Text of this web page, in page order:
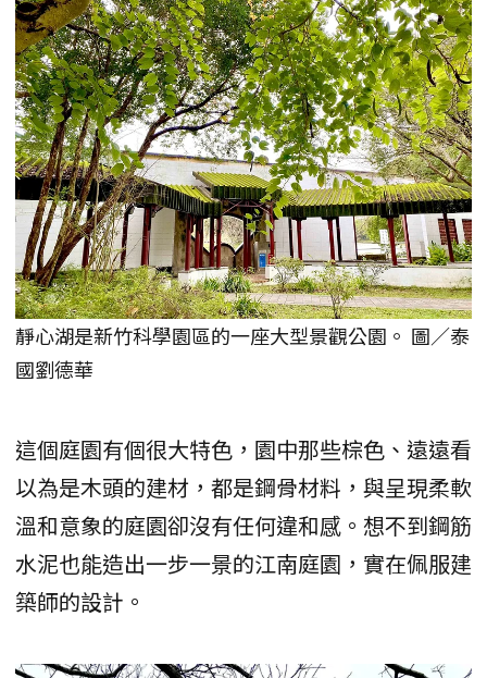
靜心湖是新竹科學園區的一座大型景觀公園。 圖／泰
國劉德華
這個庭園有個很大特色，園中那些棕色、遠遠看
以為是木頭的建材，都是鋼骨材料，與呈現柔軟
溫和意象的庭園卻沒有任何違和感。想不到鋼筋
水泥也能造出一步一景的江南庭園，實在佩服建
築師的設計。